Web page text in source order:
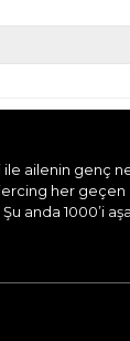
ailenin genç
her
anda 1000’i